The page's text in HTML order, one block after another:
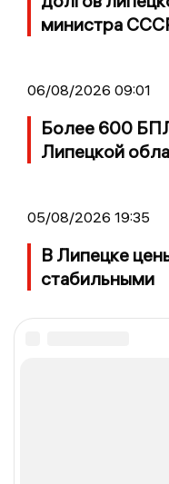
министра
06/08/2026 09:01
Более 600
Липецкой
05/08/2026 19:35
В Липецке
стабильными